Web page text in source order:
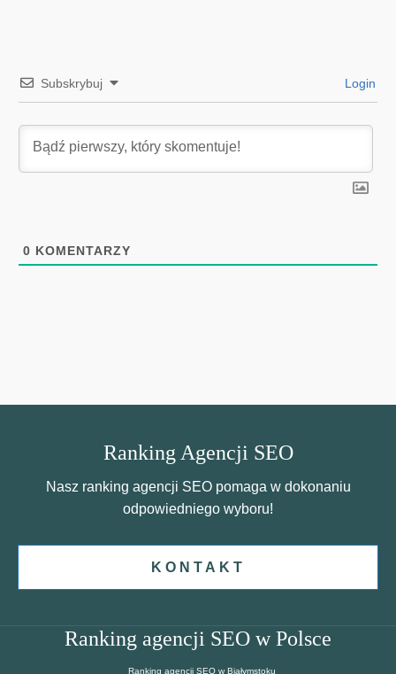
Subskrybuj Login
0 KOMENTARZY
Ranking Agencji SEO
Nasz ranking agencji SEO pomaga w dokonaniu
odpowiedniego wyboru!
KONTAKT
Ranking agencji SEO w Polsce
Ranking agencji SEO w Białymstoku